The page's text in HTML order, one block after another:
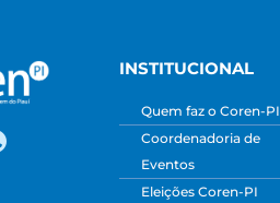
INSTITUCIONAL
Quem faz o Coren-PI
Coordenadoria de
Eventos
Eleições Coren-PI